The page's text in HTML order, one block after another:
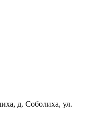
д. Соболиха, ул.